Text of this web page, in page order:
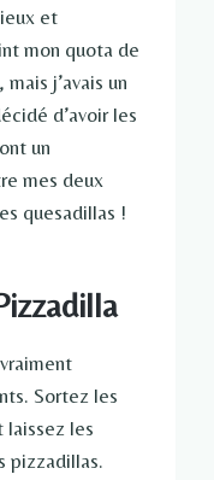
et
mon quota de
j’avais un
d’avoir les
un
mes deux
quesadillas !
Sortez les
laissez les
pizzadillas.